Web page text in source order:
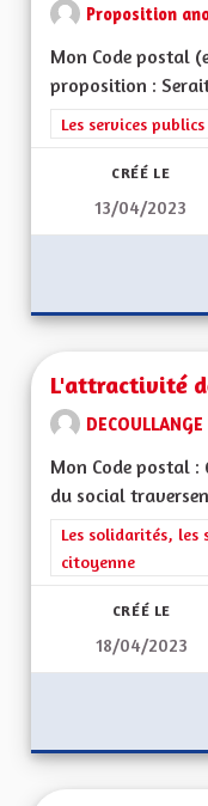
Proposition
Mon Code postal
proposition :
Filtrer les résultats
Les services
CRÉÉ LE
13/04/2023
L'attractivité
DECOULLANGE
Mon Code postal :
du social
Filtrer les
Les solidarités,
citoyenne
CRÉÉ LE
18/04/2023